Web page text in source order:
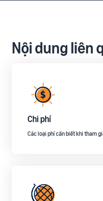
Nội dung liên
Chi phí
Các loại phí cần biết khi tham